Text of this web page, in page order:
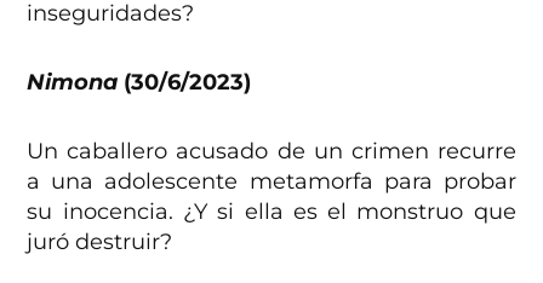
inseguridades?
Nimona (30/6/2023)
Un caballero acusado de un crimen recurre
a una adolescente metamorfa para probar
su inocencia. ¿Y si ella es el monstruo que
juró destruir?